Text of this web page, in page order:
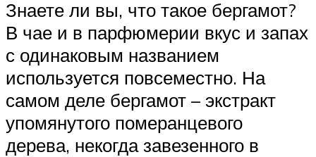
Знаете ли вы, что такое бергамот?
В чае и в парфюмерии вкус и запах
с одинаковым названием
используется повсеместно. На
самом деле бергамот – экстракт
упомянутого померанцевого
дерева, некогда завезенного в